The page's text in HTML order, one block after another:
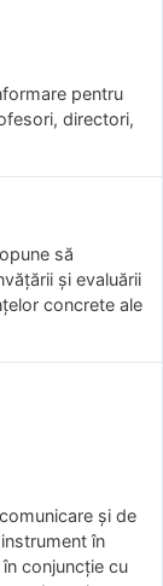
pentru
directori,
să
şi evaluării
concrete ale
și de
în
conjuncție cu